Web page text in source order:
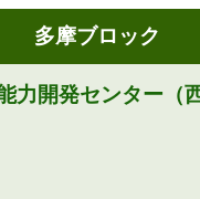
多摩ブロック
力開発センター（